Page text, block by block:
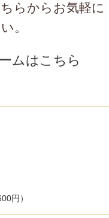
らからお気軽に
。
ムはこちら
円）